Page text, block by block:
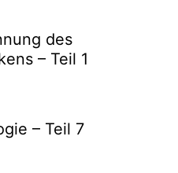
des
– Teil 1
– Teil 7